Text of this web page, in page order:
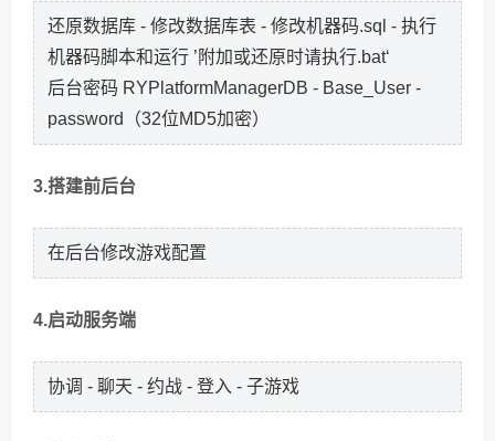
还原数据库 - 修改数据库表 - 修改机器码.sql - 执行
机器码脚本和运行 ’附加或还原时请执行.bat‘
后台密码 RYPlatformManagerDB - Base_User -
password（32位MD5加密）
3.搭建前后台
在后台修改游戏配置
4.启动服务端
协调 - 聊天 - 约战 - 登入 - 子游戏